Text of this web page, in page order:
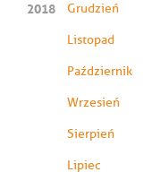
2018 Grudzień
Listopad
Październik
Wrzesień
Sierpień
Lipiec